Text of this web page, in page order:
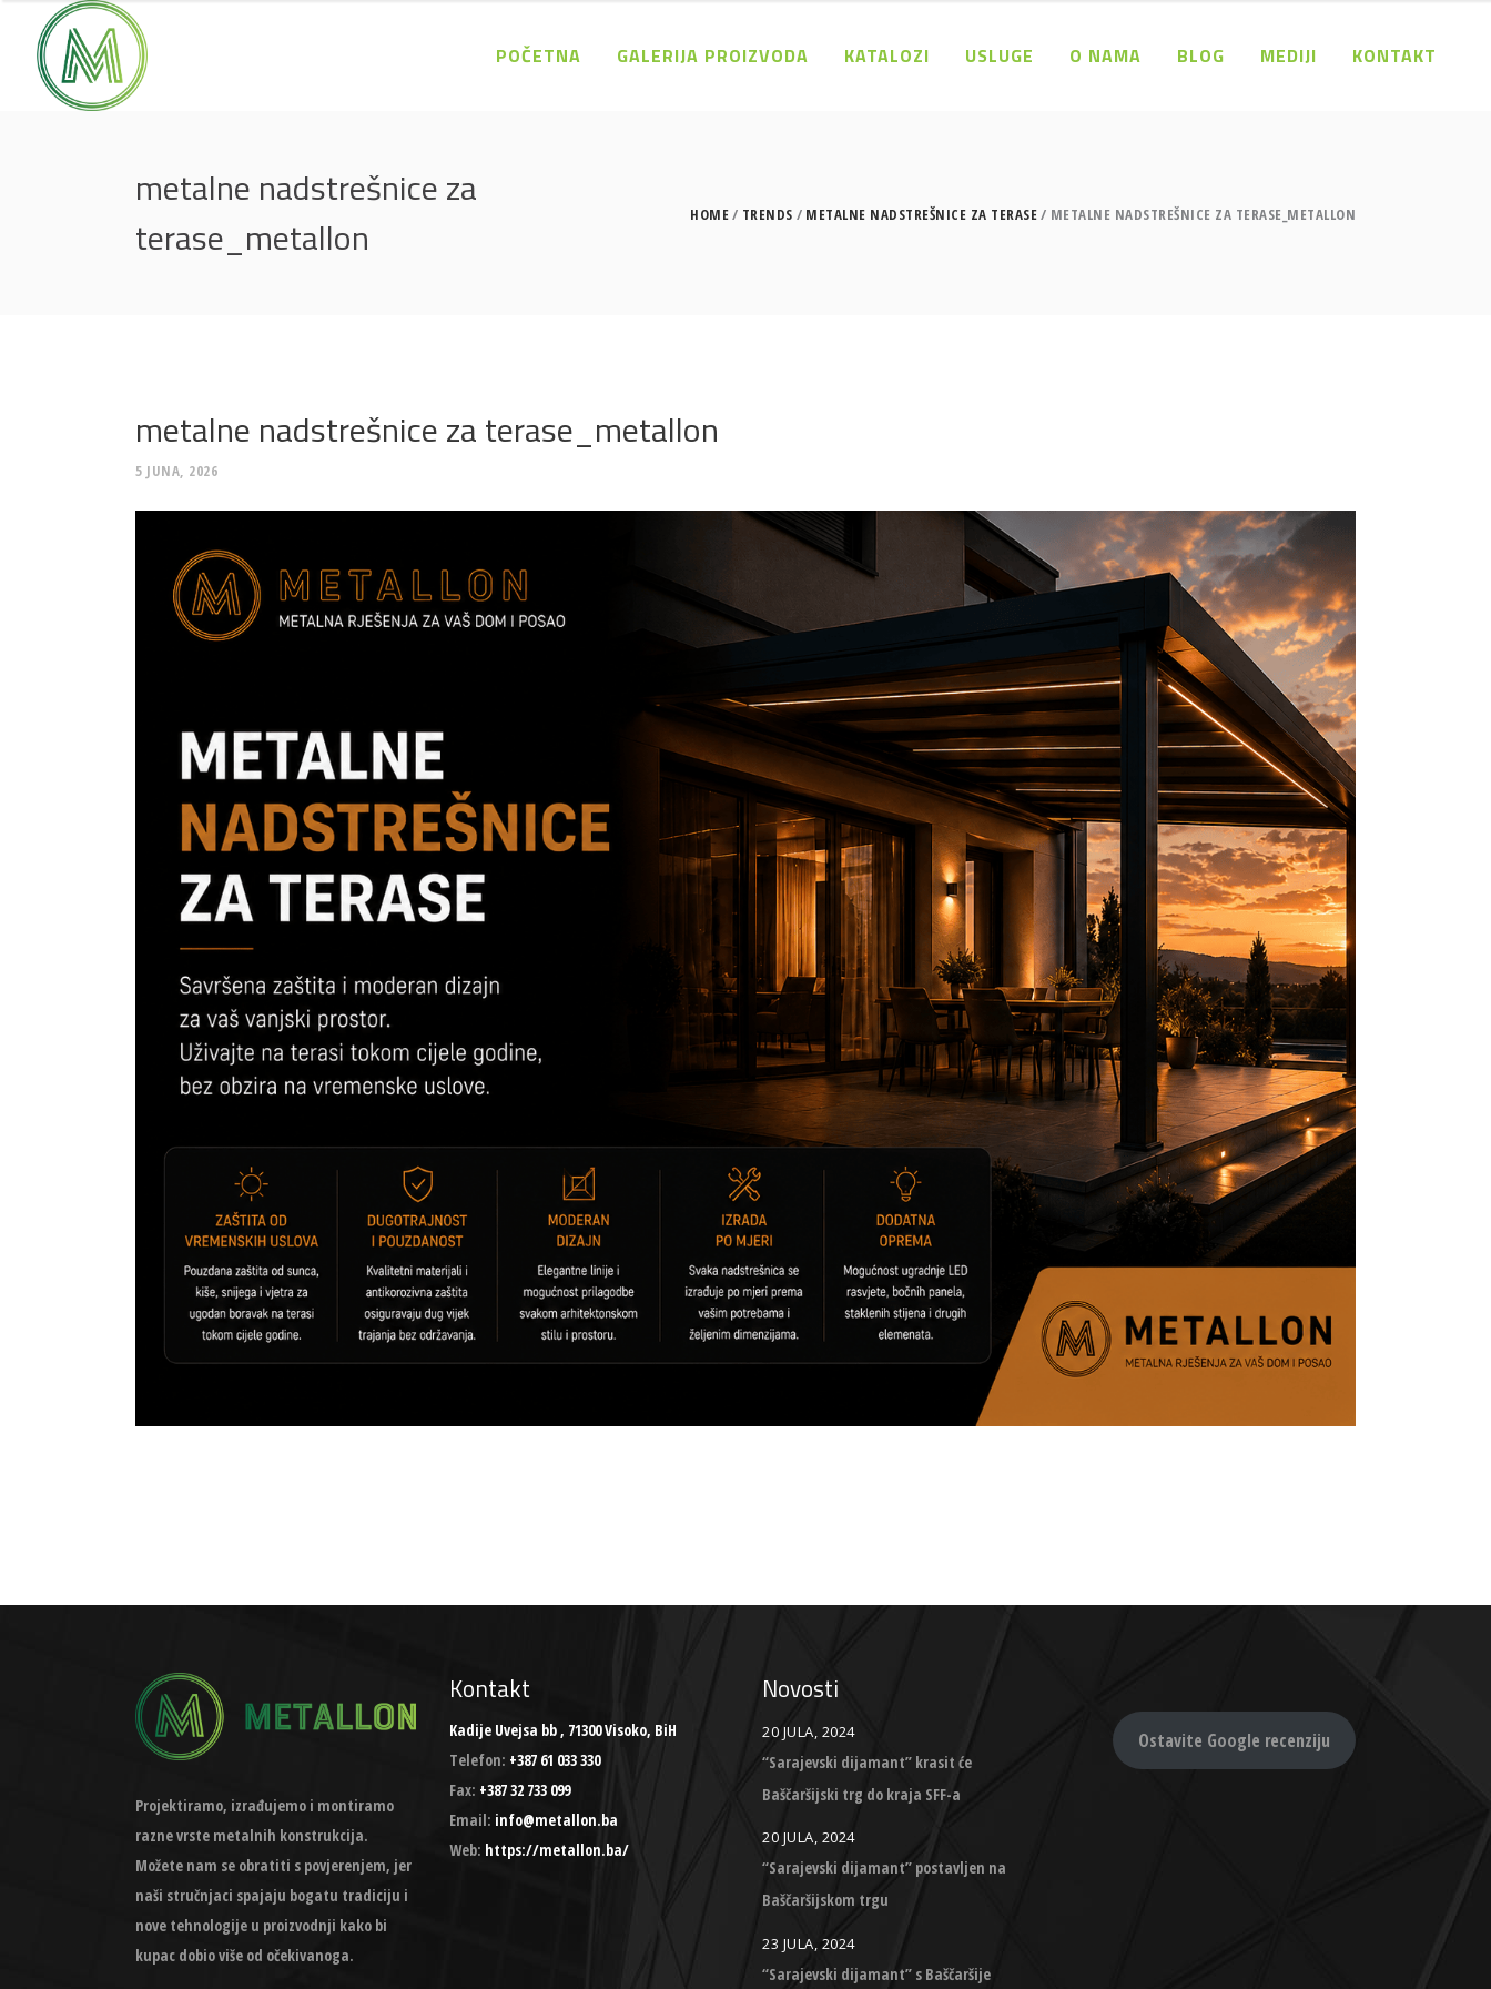
POČETNA GALERIJA PROIZVODA KATALOZI USLUGE O NAMA BLOG MEDIJI KONTAKT
metalne nadstrešnice za
terase_metallon
HOME TRENDS METALNE NADSTREŠNICE ZA TERASE METALNE NADSTREŠNICE ZA TERASE_METALLON
metalne nadstrešnice za terase_metallon
5 JUNA, 2026
Projektiramo, izrađujemo i montiramo
razne vrste metalnih konstrukcija.
Možete nam se obratiti s povjerenjem, jer
naši stručnjaci spajaju bogatu tradiciju i
nove tehnologije u proizvodnji kako bi
kupac dobio više od očekivanoga.
Kontakt
Kadije Uvejsa bb , 71300 Visoko, BiH
Telefon: +387 61 033 330
Fax: +387 32 733 099
Email: info@metallon.ba
Web: https://metallon.ba/
Novosti
20 JULA, 2024
“Sarajevski dijamant” krasit će
Baščaršijski trg do kraja SFF-a
20 JULA, 2024
“Sarajevski dijamant” postavljen na
Baščaršijskom trgu
23 JULA, 2024
“Sarajevski dijamant” s Baščaršije
Ostavite Google recenziju